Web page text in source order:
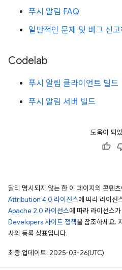
푸시 알림 FAQ
일반적인 문제 및 버그 신고
Codelab
푸시 알림 클라이언트 빌드
푸시 알림 서버 빌드
도움이 되
달리 명시되지 않는 한 이 페이지의 콘텐
Attribution 4.0 라이선스에 따라 라이선
Apache 2.0 라이선스에 따라 라이선스
Developers 사이트 정책을 참조하세요.
사의 등록 상표입니다.
최종 업데이트: 2025-03-26(UTC)